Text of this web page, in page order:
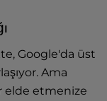
Google'da üst
Ama
elde etmenize